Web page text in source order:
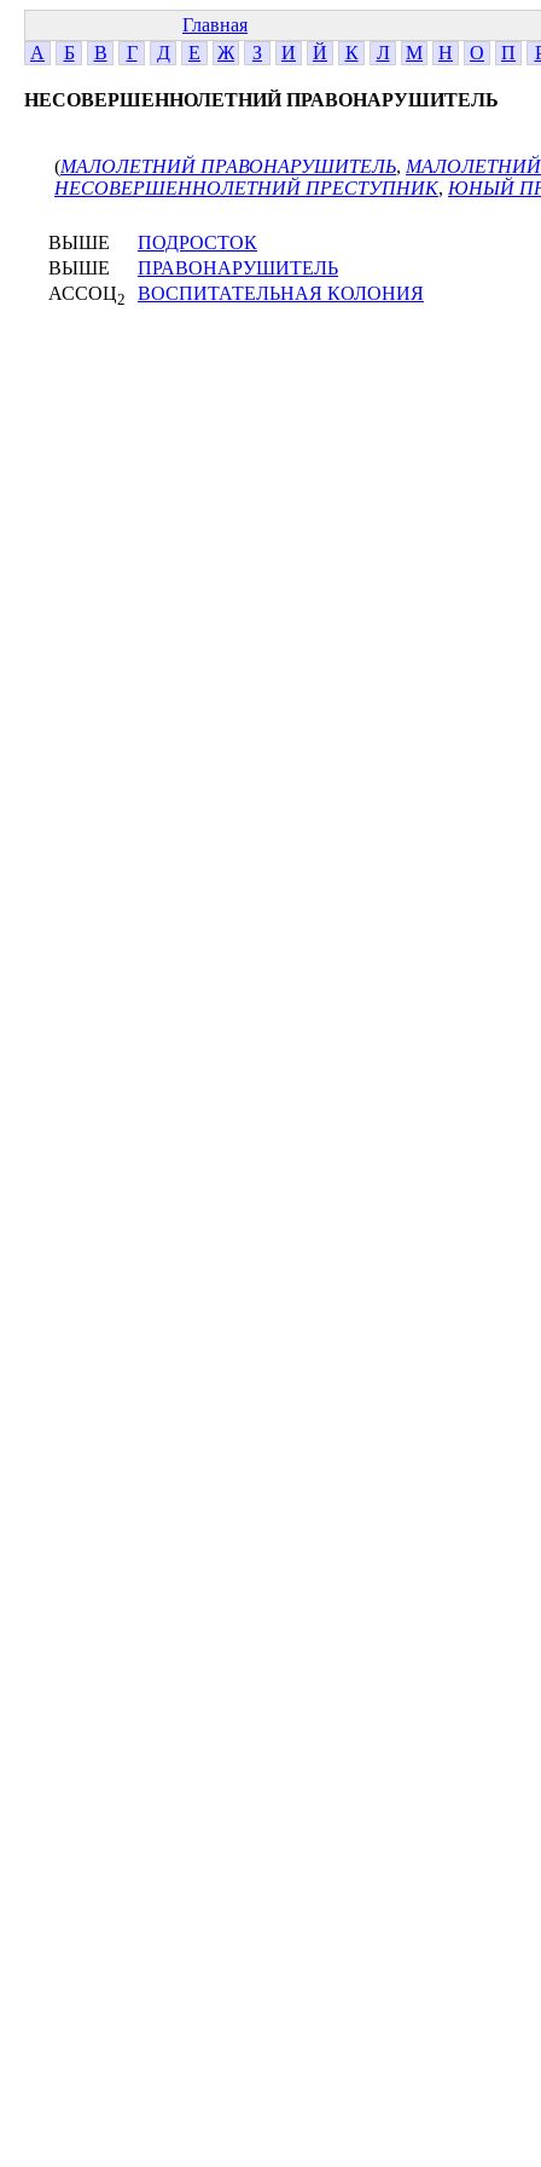
Главная
А
Б В Г Д Е Ж З И Й К Л М Н О П
НЕСОВЕРШЕННОЛЕТНИЙ ПРАВОНАРУШИТЕЛЬ
(МАЛОЛЕТНИЙ ПРАВОНАРУШИТЕЛЬ,
НЕСОВЕРШЕННОЛЕТНИЙ ПРЕСТУПНИК, ЮНЫЙ
ВЫШЕ
ПОДРОСТОК
ВЫШЕ
ПРАВОНАРУШИТЕЛЬ
АССОЦ2 ВОСПИТАТЕЛЬНАЯ КОЛОНИЯ